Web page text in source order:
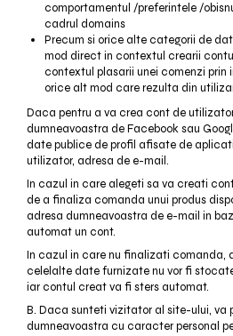
comportamentul /preferintele /
cadrul domains
Precum si orice alte categorii de
mod direct in contextul crearii
contextul plasarii unei comenzi prin
orice alt mod care rezulta din
Daca pentru a va crea cont de
dumneavoastra de Facebook sau
date publice de profil afisate de
utilizator, adresa de e-mail.
In cazul in care alegeti sa va creati
de a finaliza comanda unui produs
adresa dumneavoastra de e-mail in
automat un cont.
In cazul in care nu finalizati comanda,
celelalte date furnizate nu vor fi
iar contul creat va fi sters automat.
B. Daca sunteti vizitator al site-ului, va
dumneavoastra cu caracter personal